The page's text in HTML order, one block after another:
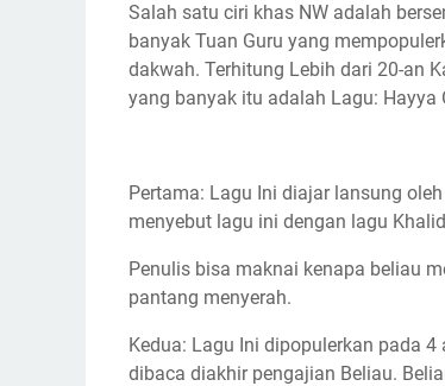
Salah satu ciri khas NW adalah
banyak Tuan Guru yang
dakwah. Terhitung Lebih dari 20-an
yang banyak itu adalah Lagu: Hayya
Pertama: Lagu Ini diajar lansung
menyebut lagu ini dengan lagu
Penulis bisa maknai kenapa beliau
pantang menyerah.
Kedua: Lagu Ini dipopulerkan pada
dibaca diakhir pengajian Beliau.